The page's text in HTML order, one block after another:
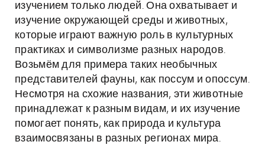
изучением только людей. Она охватывает и
изучение окружающей среды и животных,
которые играют важную роль в культурных
практиках и символизме разных народов.
Возьмём для примера таких необычных
представителей фауны, как поссум и опоссум.
Несмотря на схожие названия, эти животные
принадлежат к разным видам, и их изучение
помогает понять, как природа и культура
взаимосвязаны в разных регионах мира.